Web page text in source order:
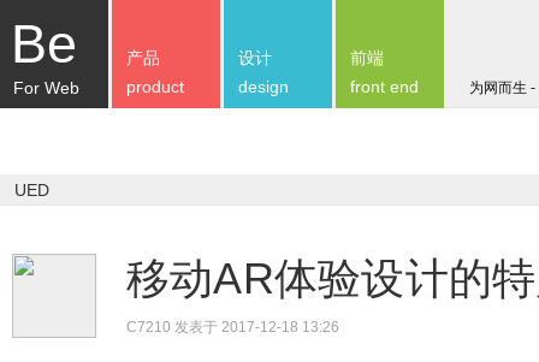
Be
For Web 为网而生
产品
product
设计
design
前端
front end
UED
移动AR体验设计的
C7210 发表于 2017-12-18 13:26